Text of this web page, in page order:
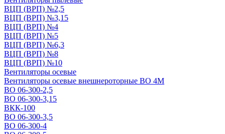
ВЦП (ВРП) №2,5
ВЦП (ВРП) №3,15
ВЦП (ВРП) №4
ВЦП (ВРП) №5
ВЦП (ВРП) №6,3
ВЦП (ВРП) №8
ВЦП (ВРП) №10
Вентиляторы осевые
Вентиляторы осевые внешнероторные ВО 4М
ВО 06-300-2,5
ВО 06-300-3,15
ВКК-100
ВО 06-300-3,5
ВО 06-300-4